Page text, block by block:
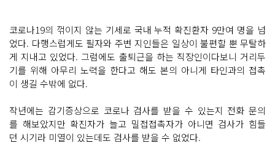
털 R
L
복
사
유
하
기
크
게
변
경
하
기
작
게
변
경
하
기
코로나19의 꺾이지 않는 기세로 국내 누적 확진환자 9만여 명을 넘
었다. 다행스럽게도 필자와 주변 지인들은 일상이 불편할 뿐 무탈하
게 지내고 있었다. 그럼에도 출퇴근을 하는 직장인이다보니 거리두
기를 위해 아무리 노력을 한다고 해도 본의 아니게 타인과의 접촉
이 생길 수밖에 없다.
작년에는 감기증상으로 코로나 검사를 받을 수 있는지 전화 문의
를 해보았지만 확진자가 늘고 밀접접촉자가 아니면 검사가 힘들
던 시기라 미열이 있는데도 검사를 받을 수 없었다.